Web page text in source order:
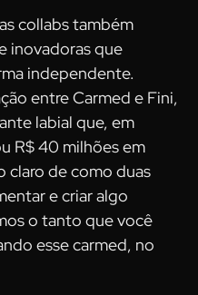
collabs também
inovadoras que
independente.
entre Carmed e Fini,
labial que, em
R$ 40 milhões em
claro de como duas
e criar algo
o tanto que você
esse carmed, no